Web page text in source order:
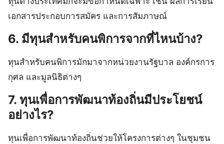
เอกสารประกอบการสมัคร และการสัมภาษณ์
6. มีทุนสำหรับคนพิการจากที่ไหนบ้าง?
ทุนสำหรับคนพิการมักมาจากหน่วยงานรัฐบาล องค์กรการ
กุศล และมูลนิธิต่างๆ
7. ทุนเพื่อการพัฒนาท้องถิ่นมีประโยชน์
อย่างไร?
ทุนเพื่อการพัฒนาท้องถิ่นช่วยให้โครงการต่างๆ ในชุมชน